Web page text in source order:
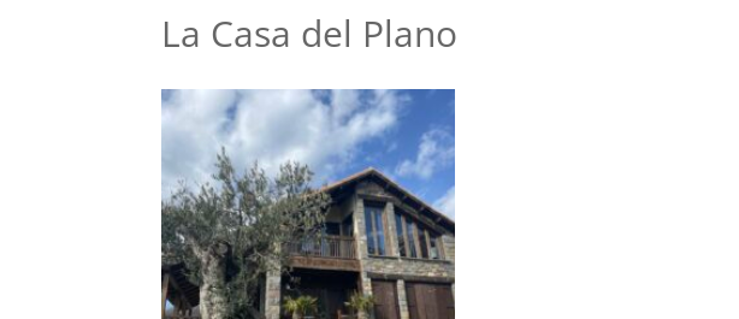
La Casa del Plano